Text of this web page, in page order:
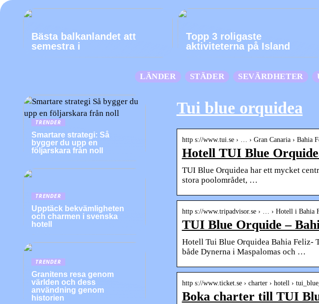
Bästa balkanlandet att
semestra i
Topp 3 roligaste
aktiviteterna på Island
LÄNDER STÄDER SEVÄRDHETER
Tui blue orquidea
http s://www.tui.se › … › Gran Canaria › Bahia
Hotell TUI Blue
TUI Blue Orquidea har ett mycket
stora poolområdet, …
http s://www.tripadvisor.se › … › Hotell i Bahia
TUI Blue Orquide –
Hotell Tui Blue Orquidea Bahia Feliz-
både Dynerna i Maspalomas och …
http s://www.ticket.se › charter › hotell ›
Boka charter till TUI
TRENDER
Smartare strategi: Så
bygger du upp en
följarskara från noll
TRENDER
Upptäck bekvämligheten
och charmen i svenska
hotell
TRENDER
Granitens resa genom
världen och dess
användning genom
historien